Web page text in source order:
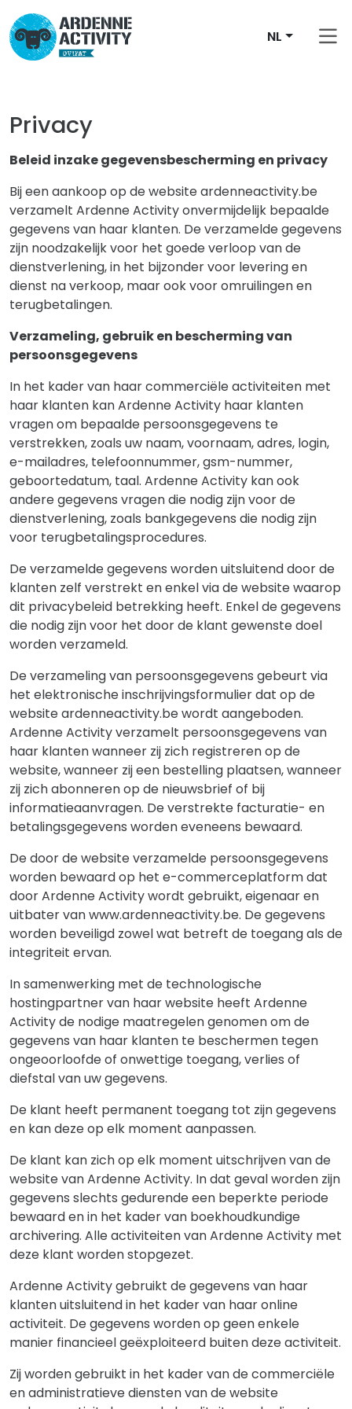
NL
Privacy
Beleid inzake gegevensbescherming en privacy
Bij een aankoop op de website ardenneactivity.be
verzamelt Ardenne Activity onvermijdelijk bepaalde
gegevens van haar klanten. De verzamelde gegevens
zijn noodzakelijk voor het goede verloop van de
dienstverlening, in het bijzonder voor levering en
dienst na verkoop, maar ook voor omruilingen en
terugbetalingen.
Verzameling, gebruik en bescherming van
persoonsgegevens
In het kader van haar commerciële activiteiten met
haar klanten kan Ardenne Activity haar klanten
vragen om bepaalde persoonsgegevens te
verstrekken, zoals uw naam, voornaam, adres, login,
e-mailadres, telefoonnummer, gsm-nummer,
geboortedatum, taal. Ardenne Activity kan ook
andere gegevens vragen die nodig zijn voor de
dienstverlening, zoals bankgegevens die nodig zijn
voor terugbetalingsprocedures.
De verzamelde gegevens worden uitsluitend door de
klanten zelf verstrekt en enkel via de website waarop
dit privacybeleid betrekking heeft. Enkel de gegevens
die nodig zijn voor het door de klant gewenste doel
worden verzameld.
De verzameling van persoonsgegevens gebeurt via
het elektronische inschrijvingsformulier dat op de
website ardenneactivity.be wordt aangeboden.
Ardenne Activity verzamelt persoonsgegevens van
haar klanten wanneer zij zich registreren op de
website, wanneer zij een bestelling plaatsen, wanneer
zij zich abonneren op de nieuwsbrief of bij
informatieaanvragen. De verstrekte facturatie- en
betalingsgegevens worden eveneens bewaard.
De door de website verzamelde persoonsgegevens
worden bewaard op het e-commerceplatform dat
door Ardenne Activity wordt gebruikt, eigenaar en
uitbater van www.ardenneactivity.be. De gegevens
worden beveiligd zowel wat betreft de toegang als de
integriteit ervan.
In samenwerking met de technologische
hostingpartner van haar website heeft Ardenne
Activity de nodige maatregelen genomen om de
gegevens van haar klanten te beschermen tegen
ongeoorloofde of onwettige toegang, verlies of
diefstal van uw gegevens.
De klant heeft permanent toegang tot zijn gegevens
en kan deze op elk moment aanpassen.
De klant kan zich op elk moment uitschrijven van de
website van Ardenne Activity. In dat geval worden zijn
gegevens slechts gedurende een beperkte periode
bewaard en in het kader van boekhoudkundige
archivering. Alle activiteiten van Ardenne Activity met
deze klant worden stopgezet.
Ardenne Activity gebruikt de gegevens van haar
klanten uitsluitend in het kader van haar online
activiteit. De gegevens worden op geen enkele
manier financieel geëxploiteerd buiten deze activiteit.
Zij worden gebruikt in het kader van de commerciële
en administratieve diensten van de website